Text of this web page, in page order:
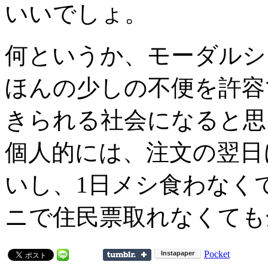
いいでしょ。
何というか、モーダル
ほんの少しの不便を許
きられる社会になると
個人的には、注文の翌
いし、1日メシ食わなく
ニで住民票取れなくて
Pocket